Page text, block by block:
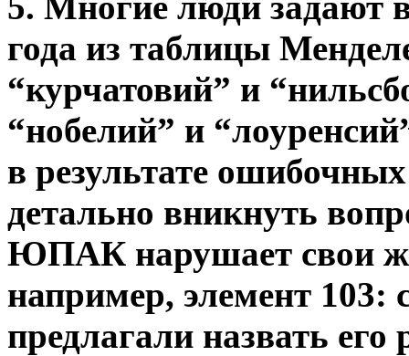
года из таблицы
“курчатовий” и
“нобелий” и
в результате
детально вникнуть
ЮПАК нарушает свои
например, элемент 103:
предлагали назвать